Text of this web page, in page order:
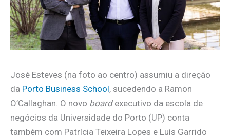
José Esteves (na foto ao centro) assumiu a direção
da Porto Business School, sucedendo a Ramon
O’Callaghan. O novo boardexecutivo da escola de
negócios da Universidade do Porto (UP) conta
também com Patrícia Teixeira Lopes e Luís Garrido